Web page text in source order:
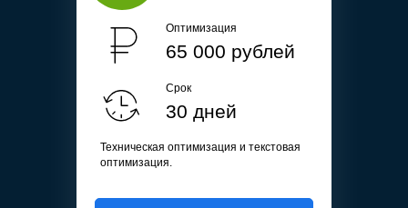
Техническая оптимизация и текстовая
оптимизация.
65 000 рублей
Оптимизация
Срок
30 дней